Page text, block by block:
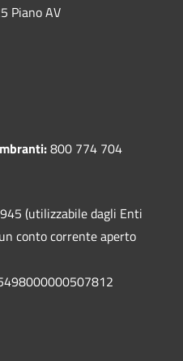
Piano AV
800 774 704
(utilizzabile dagli Enti
conto corrente aperto